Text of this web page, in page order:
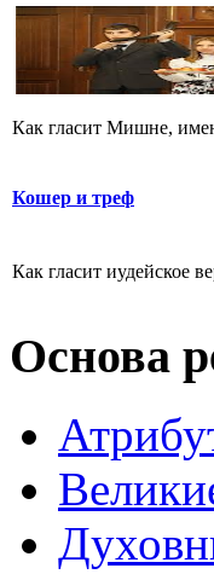
Как гласит Мишне,
Кошер и треф
Как гласит иудейское
Основа